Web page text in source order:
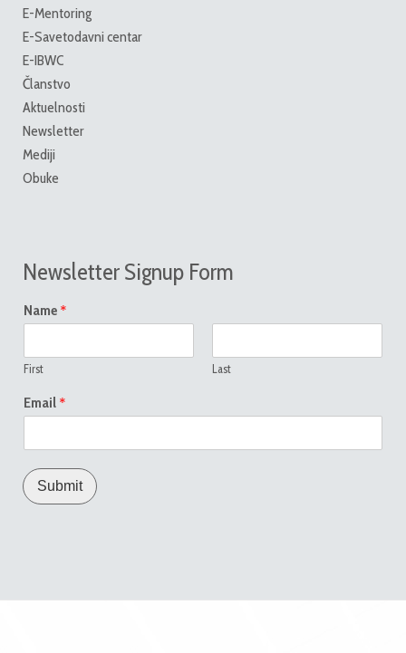
E-Mentoring
E-Savetodavni centar
E-IBWC
Članstvo
Aktuelnosti
Newsletter
Mediji
Obuke
Newsletter Signup Form
Name *
First Last
Email *
Submit